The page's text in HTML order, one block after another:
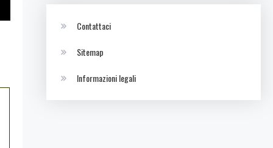
Contattaci
Sitemap
Informazioni legali